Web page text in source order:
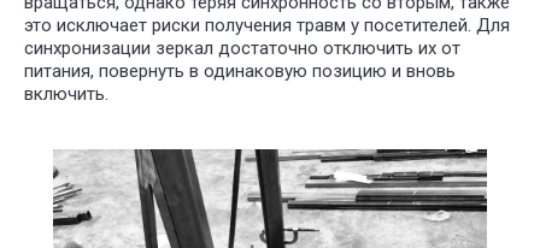
это исключает риски получения травм у посетителей. Для
синхронизации зеркал достаточно отключить их от
питания, повернуть в одинаковую позицию и вновь
включить.